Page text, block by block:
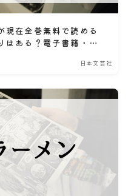
現在全巻無料で読める
はある？電子書籍・コ
日本文芸社